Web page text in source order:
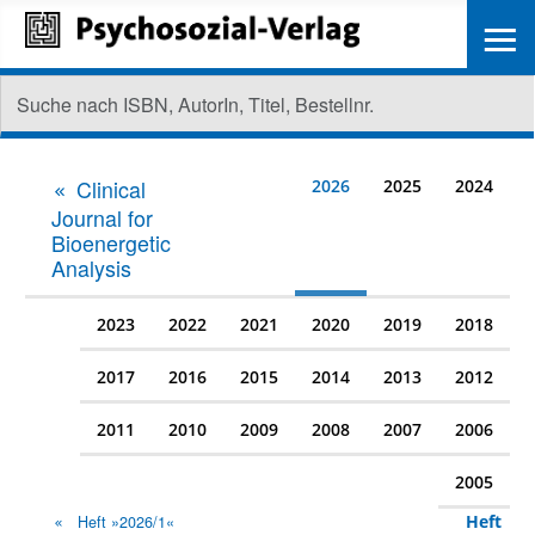
Clinical
Journal for
Bioenergetic
Analysis
2026 2025 2024
2023 2022 2021 2020 2019 2018
2017 2016 2015 2014 2013 2012
2011 2010 2009 2008 2007 2006
2005
Heft »2026/1« Heft
≡